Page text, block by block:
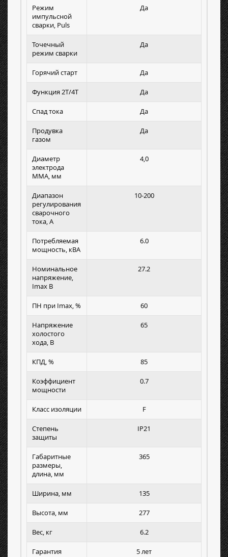
Режим
импульсной
сварки, Puls
Да
Точечный
режим сварки
Да
Горячий старт Да
Функция 2Т/4Т Да
Спад тока Да
Продувка
газом
Да
Диаметр
электрода
MMA, мм
4,0
Диапазон
регулирования
сварочного
тока, А
10-200
Потребляемая
мощность, кВА
6.0
Номинальное
напряжение,
Imax B
27.2
ПН при Imax, % 60
Напряжение
холостого
хода, В
65
КПД, % 85
Коэффициент
мощности
0.7
Класс изоляции F
Степень
защиты
IP21
Габаритные
размеры,
длина, мм
365
Ширина, мм 135
Высота, мм 277
Вес, кг 6.2
Гарантия 5 лет